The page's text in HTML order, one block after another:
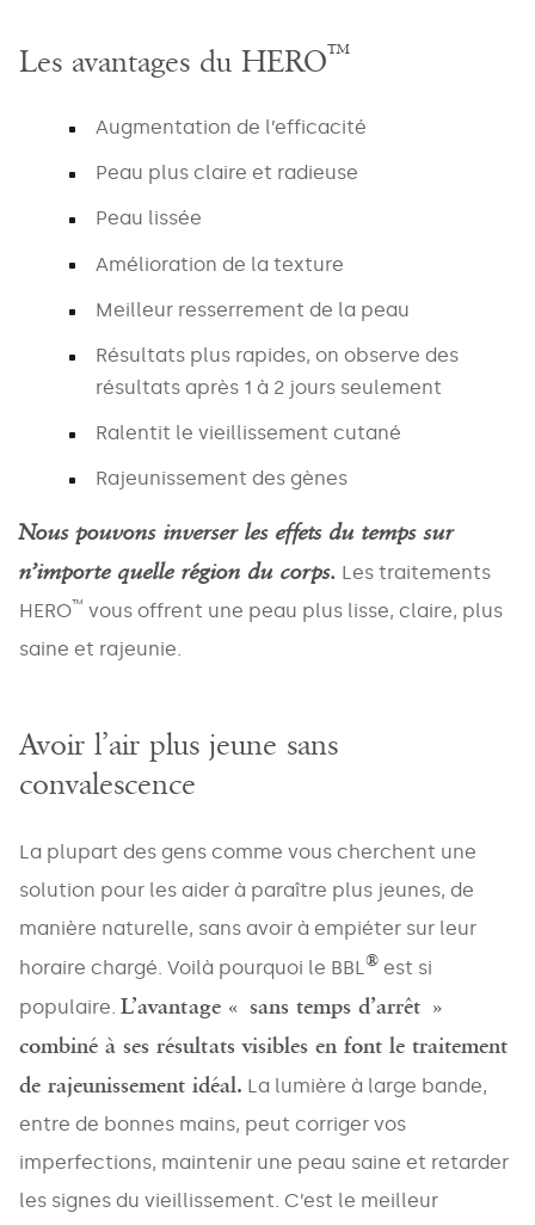
Les avantages du HERO™
Augmentation de l’efficacité
Peau plus claire et radieuse
Peau lissée
Amélioration de la texture
Meilleur resserrement de la peau
Résultats plus rapides, on observe des
résultats après 1 à 2 jours seulement
Ralentit le vieillissement cutané
Rajeunissement des gènes
Nous pouvons inverser les effets du temps sur
n’importe quelle région du corps. Les traitements
HERO™ vous offrent une peau plus lisse, claire, plus
saine et rajeunie.
Avoir l’air plus jeune sans
convalescence
La plupart des gens comme vous cherchent une
solution pour les aider à paraître plus jeunes, de
manière naturelle, sans avoir à empiéter sur leur
horaire chargé. Voilà pourquoi le BBL® est si
populaire. L’avantage « sans temps d’arrêt »
combiné à ses résultats visibles en font le traitement
de rajeunissement idéal. La lumière à large bande,
entre de bonnes mains, peut corriger vos
imperfections, maintenir une peau saine et retarder
les signes du vieillissement. C’est le meilleur
MESSAGE